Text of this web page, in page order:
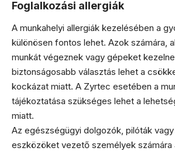
Foglalkozási allergiák
A munkahelyi allergiák kezelésében a
különösen fontos lehet. Azok számára,
munkát végeznek vagy gépeket
biztonságosabb választás lehet a
kockázat miatt. A Zyrtec esetében a
tájékoztatása szükséges lehet a
miatt.
Az egészségügyi dolgozók, pilóták
eszközöket vezető személyek számára